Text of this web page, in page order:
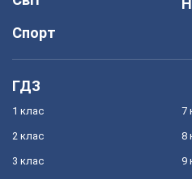
Спорт
ГДЗ
1 клас
2 клас
3 клас
7
8
9